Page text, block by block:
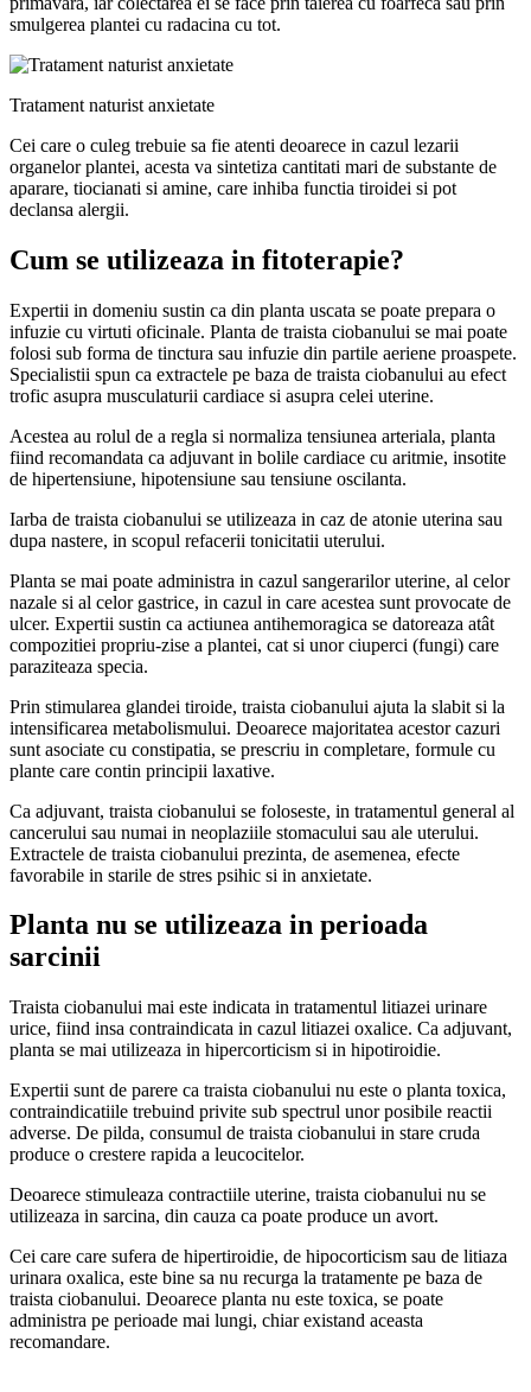
smulgerea plantei cu radacina cu tot.
Tratament naturist anxietate
Cei care o culeg trebuie sa fie atenti deoarece in cazul lezarii
organelor plantei, acesta va sintetiza cantitati mari de substante de
aparare, tiocianati si amine, care inhiba functia tiroidei si pot
declansa alergii.
Cum se utilizeaza in fitoterapie?
Expertii in domeniu sustin ca din planta uscata se poate prepara o
infuzie cu virtuti oficinale. Planta de traista ciobanului se mai poate
folosi sub forma de tinctura sau infuzie din partile aeriene proaspete.
Specialistii spun ca extractele pe baza de traista ciobanului au efect
trofic asupra musculaturii cardiace si asupra celei uterine.
Acestea au rolul de a regla si normaliza tensiunea arteriala, planta
fiind recomandata ca adjuvant in bolile cardiace cu aritmie, insotite
de hipertensiune, hipotensiune sau tensiune oscilanta.
Iarba de traista ciobanului se utilizeaza in caz de atonie uterina sau
dupa nastere, in scopul refacerii tonicitatii uterului.
Planta se mai poate administra in cazul sangerarilor uterine, al celor
nazale si al celor gastrice, in cazul in care acestea sunt provocate de
ulcer. Expertii sustin ca actiunea antihemoragica se datoreaza atât
compozitiei propriu-zise a plantei, cat si unor ciuperci (fungi) care
paraziteaza specia.
Prin stimularea glandei tiroide, traista ciobanului ajuta la slabit si la
intensificarea metabolismului. Deoarece majoritatea acestor cazuri
sunt asociate cu constipatia, se prescriu in completare, formule cu
plante care contin principii laxative.
Ca adjuvant, traista ciobanului se foloseste, in tratamentul general al
cancerului sau numai in neoplaziile stomacului sau ale uterului.
Extractele de traista ciobanului prezinta, de asemenea, efecte
favorabile in starile de stres psihic si in anxietate.
Planta nu se utilizeaza in perioada
sarcinii
Traista ciobanului mai este indicata in tratamentul litiazei urinare
urice, fiind insa contraindicata in cazul litiazei oxalice. Ca adjuvant,
planta se mai utilizeaza in hipercorticism si in hipotiroidie.
Expertii sunt de parere ca traista ciobanului nu este o planta toxica,
contraindicatiile trebuind privite sub spectrul unor posibile reactii
adverse. De pilda, consumul de traista ciobanului in stare cruda
produce o crestere rapida a leucocitelor.
Deoarece stimuleaza contractiile uterine, traista ciobanului nu se
utilizeaza in sarcina, din cauza ca poate produce un avort.
Cei care care sufera de hipertiroidie, de hipocorticism sau de litiaza
urinara oxalica, este bine sa nu recurga la tratamente pe baza de
traista ciobanului. Deoarece planta nu este toxica, se poate
administra pe perioade mai lungi, chiar existand aceasta
recomandare.